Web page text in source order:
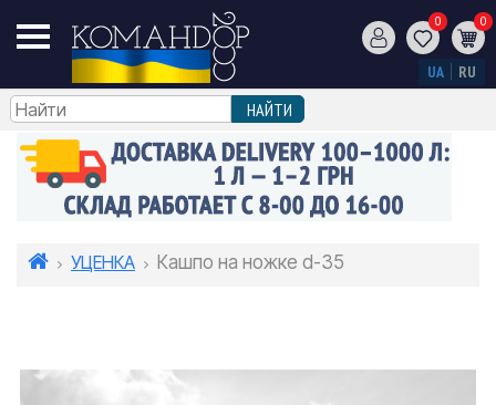
0 0
UA RU
УЦЕНКА Кашпо на ножке d-35